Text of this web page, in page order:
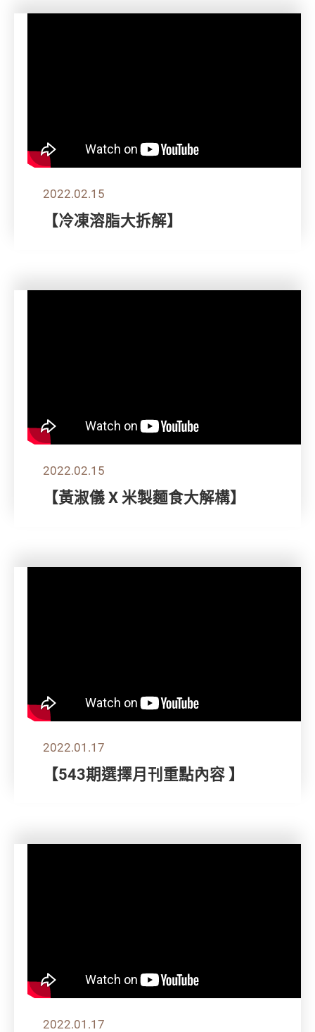
2022.02.15
【冷凍溶脂大拆解】
2022.02.15
【黃淑儀 X 米製麵食大解構】
2022.01.17
【543期選擇月刊重點內容 】
2022.01.17